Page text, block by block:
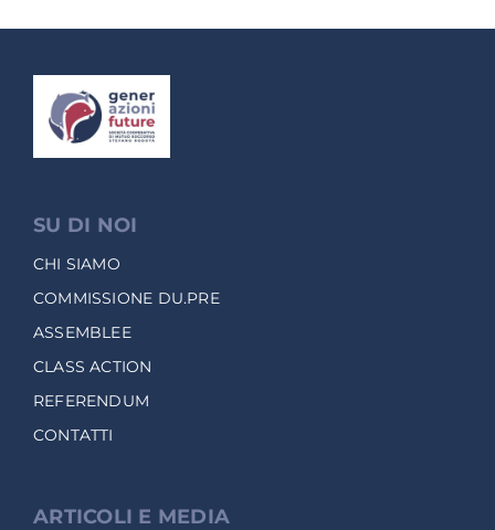
SU DI NOI
CHI SIAMO
COMMISSIONE DU.PRE
ASSEMBLEE
CLASS ACTION
REFERENDUM
CONTATTI
ARTICOLI E MEDIA